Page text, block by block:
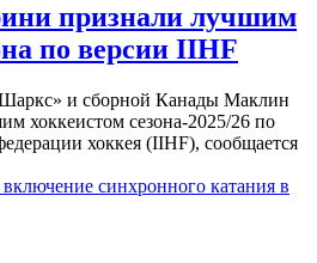
признали лучшим
по версии IIHF
и сборной Канады Маклин
хоккеистом сезона-2025/26 по
хоккея (IIHF), сообщается
синхронного катания в